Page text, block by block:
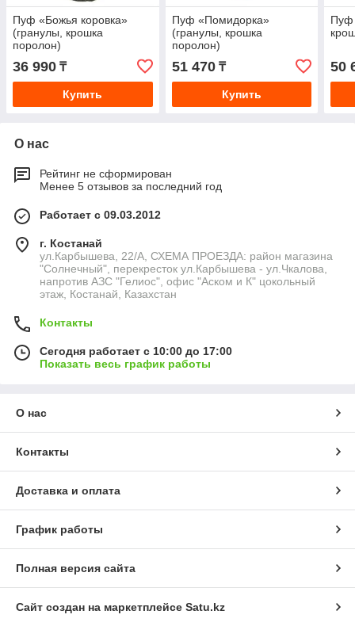
Пуф «Божья коровка»
(гранулы, крошка
поролон)
36 990 ₸
Купить
Пуф «Помидорка»
(гранулы, крошка
поролон)
51 470₸
Купить
Пуф
50
О нас
Рейтинг не сформирован
Менее 5 отзывов за последний год
Работает с 09.03.2012
г. Костанай
ул.Карбышева, 22/А, СХЕМА ПРОЕЗДА: район магазина
"Солнечный", перекресток ул.Карбышева - ул.Чкалова,
напротив АЗС "Гелиос", офис "Аском и К" цокольный
этаж, Костанай, Казахстан
Контакты
Сегодня работает с 10:00 до 17:00
Показать весь график работы
О нас
Контакты
Доставка и оплата
График работы
Полная версия сайта
Сайт создан на маркетплейсе Satu.kz